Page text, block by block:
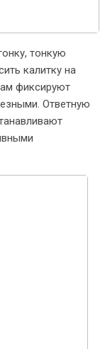
тонкую
калитку на
фиксируют
Ответную